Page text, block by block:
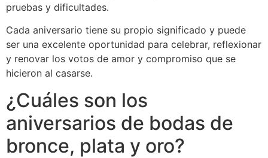
pruebas y dificultades.
Cada aniversario tiene su propio significado y puede
ser una excelente oportunidad para celebrar, reflexionar
y renovar los votos de amor y compromiso que se
hicieron al casarse.
¿Cuáles son los
aniversarios de bodas de
bronce, plata y oro?